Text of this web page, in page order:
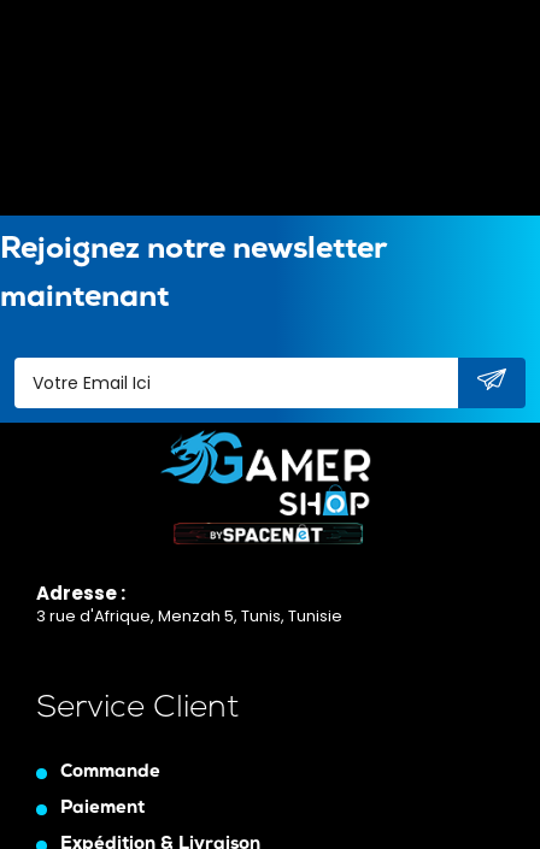
Rejoignez notre newsletter
maintenant
Adresse :
3 rue d'Afrique, Menzah 5, Tunis, Tunisie
Service Client
Commande
Paiement